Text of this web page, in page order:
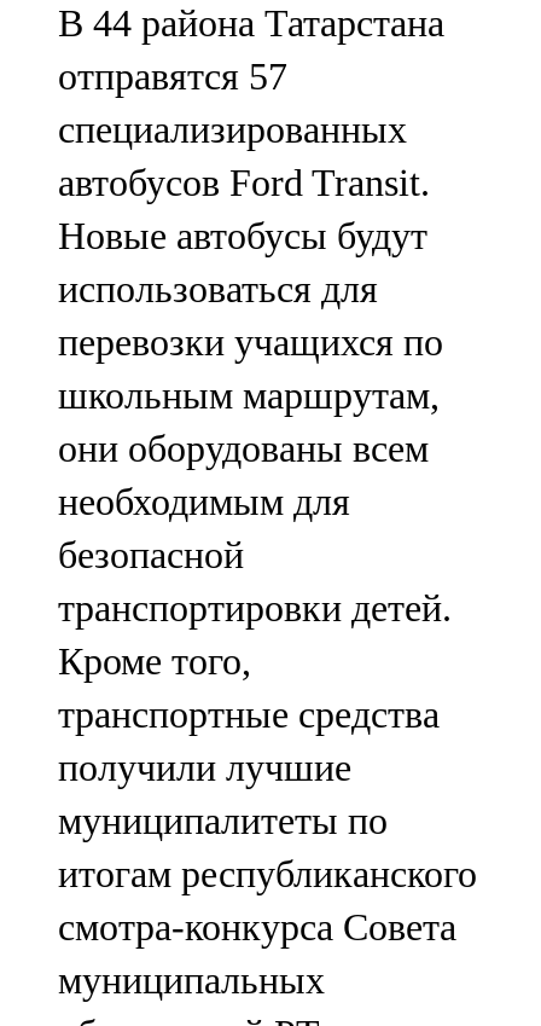
Теләче
106,1 FM
Түбән Кама
102,6 FM
Чирмешән
107,7 FM
Чистай
103,0 FM
Чүпрәле
91,0 FM
Шәмәрдән
102,3 FM
Яңа чишмә
107,0 FM
Яр Чаллы
105,5 FM
В 44 района Татарстана
отправятся 57
специализированных
автобусов Ford Transit.
Новые автобусы будут
использоваться для
перевозки учащихся по
школьным маршрутам,
они оборудованы всем
необходимым для
безопасной
транспортировки детей.
Кроме того,
транспортные средства
получили лучшие
муниципалитеты по
итогам республиканского
смотра-конкурса Совета
муниципальных